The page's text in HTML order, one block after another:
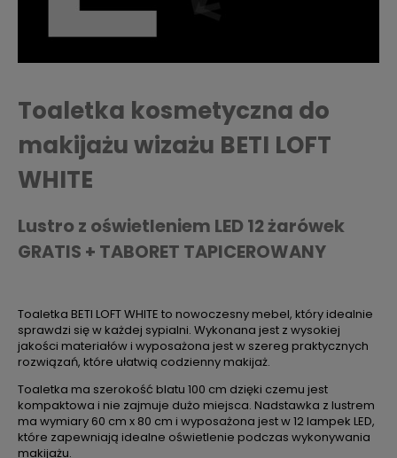
Toaletka kosmetyczna do
makijażu wizażu BETI LOFT
WHITE
Lustro z oświetleniem LED 12 żarówek
GRATIS + TABORET TAPICEROWANY
Toaletka BETI LOFT WHITE to nowoczesny mebel, który idealnie
sprawdzi się w każdej sypialni. Wykonana jest z wysokiej
jakości materiałów i wyposażona jest w szereg praktycznych
rozwiązań, które ułatwią codzienny makijaż.
Toaletka ma szerokość blatu 100 cm dzięki czemu jest
kompaktowa i nie zajmuje dużo miejsca. Nadstawka z lustrem
ma wymiary 60 cm x 80 cm i wyposażona jest w 12 lampek LED,
które zapewniają idealne oświetlenie podczas wykonywania
makijażu.